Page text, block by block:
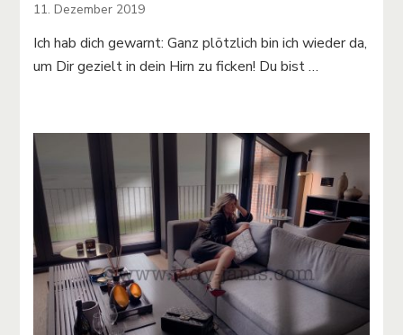
11. Dezember 2019
Ich hab dich gewarnt: Ganz plötzlich bin ich wieder da,
um Dir gezielt in dein Hirn zu ficken! Du bist …